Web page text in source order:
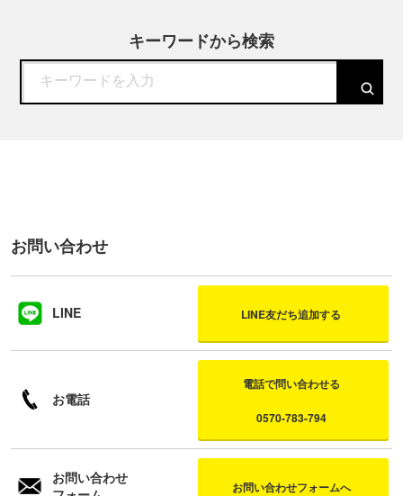
キーワードから検索
お問い合わせ
LINE LINE友だち追加する
お電話
電話で問い合わせる
0570-783-794
お問い合わせ
お問い合わせフォームへ